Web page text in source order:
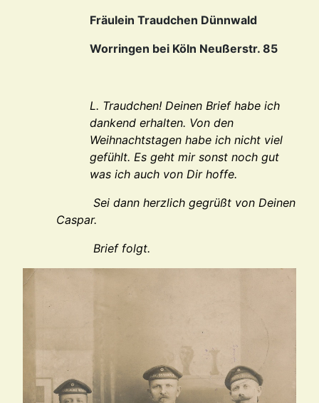
Fräulein Traudchen Dünnwald
Worringen bei Köln Neußerstr. 85
L. Traudchen! Deinen Brief habe ich
dankend erhalten. Von den
Weihnachtstagen habe ich nicht viel
gefühlt. Es geht mir sonst noch gut
was ich auch von Dir hoffe.
Sei dann herzlich gegrüßt von Deinen
Caspar.
Brief folgt.